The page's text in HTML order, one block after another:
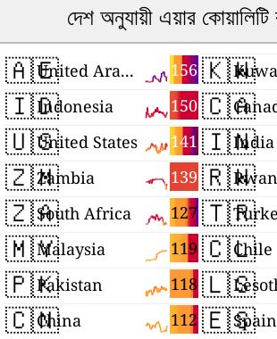
দেশ অনুযায়ী এয়ার কোয়ালিটি
🇦🇪 156
United Arab Emirates
🇮🇩 150
Indonesia
🇺🇸 141
United States
🇿🇲 139
Zambia
🇿🇦 127
South Africa
🇲🇾 119
Malaysia
🇵🇰 118
Pakistan
🇨🇳 112
China
🇰🇼
🇨🇦
🇮🇳
India
🇷🇼
🇹🇷
🇨🇱
Chile
🇱🇸
🇪🇸Spain